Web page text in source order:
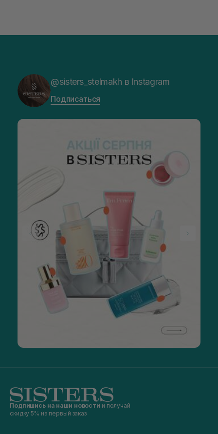
@sisters_stelmakh в Instagram
Подписаться
Подпишись на наши новости и получай
скидку 5% на первый заказ